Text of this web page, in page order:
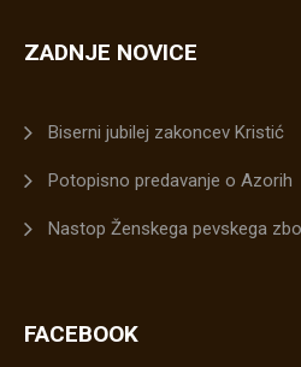
ZADNJE NOVICE
Biserni jubilej zakoncev Kristić
Potopisno predavanje o Azorih
Nastop Ženskega pevskega
FACEBOOK